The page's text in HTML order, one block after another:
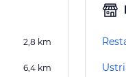
2,8 km
6,4 km